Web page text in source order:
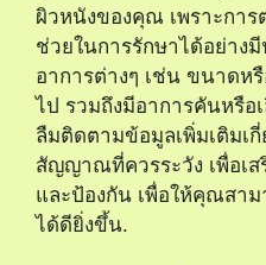
ผิวหนังของคุณ เพราะการ
ช่วยในการรักษาได้อย่าง
อาการต่างๆ เช่น ขนาดห
ไป รวมถึงมีอาการคันหรือ
ลืมติดตามข้อมูลเพิ่มเติมเกี่
สัญญาณที่ควรระวัง เพื่อเ
และป้องกัน เพื่อให้คุณสา
ได้ดียิ่งขึ้น.